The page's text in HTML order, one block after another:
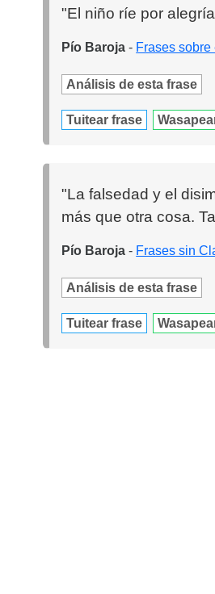
"El niño ríe por
Pío Baroja - Frases sobre
Análisis de esta frase
Tuitear frase
"La falsedad y el
más que otra cosa.
Pío Baroja - Frases sin
Análisis de esta frase
Tuitear frase